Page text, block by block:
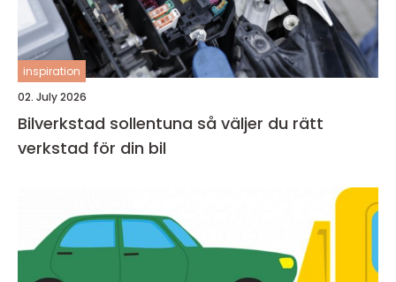
inspiration
02. July 2026
Bilverkstad sollentuna så väljer du rätt
verkstad för din bil